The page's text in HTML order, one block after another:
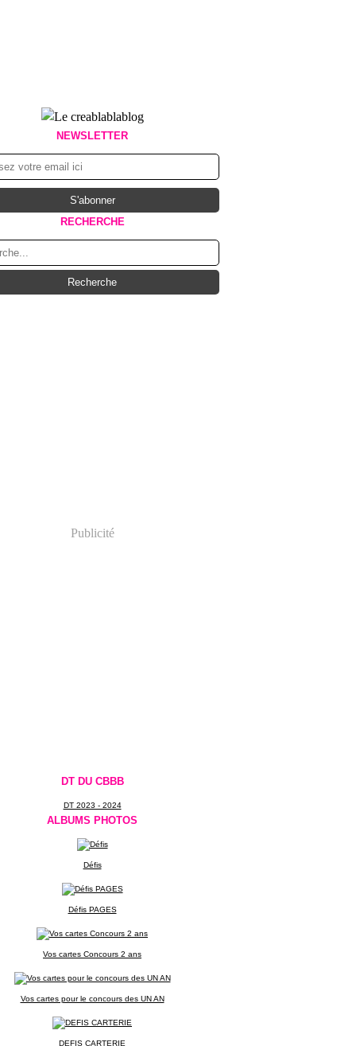
NEWSLETTER
RECHERCHE
Publicité
DT DU CBBB
DT 2023 - 2024
ALBUMS PHOTOS
Défis
Défis PAGES
Vos cartes Concours 2 ans
Vos cartes pour le concours des UN AN
DEFIS CARTERIE